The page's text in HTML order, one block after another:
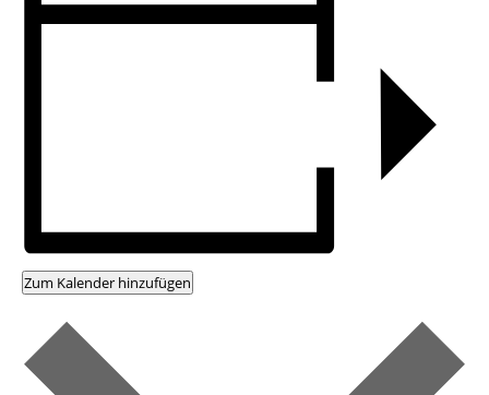
Zum Kalender hinzufügen